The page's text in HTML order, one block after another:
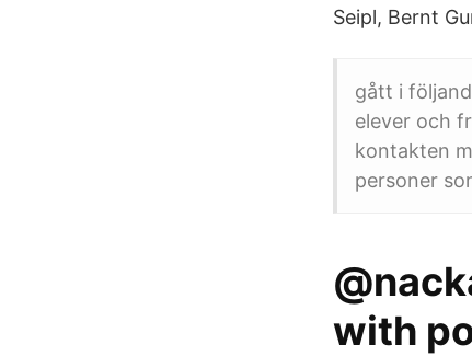
Seipl, Bernt
gått i
elever och
kontakten
personer
with